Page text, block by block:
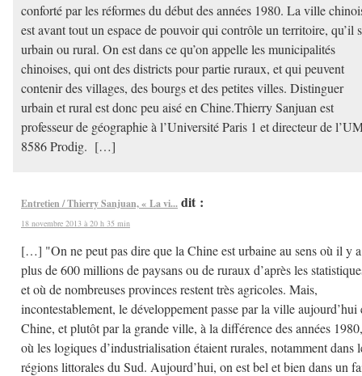
conforté par les réformes du début des années 1980. La ville
est avant tout un espace de pouvoir qui contrôle un territoire, qu’il
urbain ou rural. On est dans ce qu’on appelle les municipalités
chinoises, qui ont des districts pour partie ruraux, et qui peuvent
contenir des villages, des bourgs et des petites villes. Distinguer
urbain et rural est donc peu aisé en Chine.Thierry Sanjuan est
professeur de géographie à l’Université Paris 1 et directeur de
8586 Prodig. […]
Entretien / Thierry Sanjuan, « La vi... dit :
18 novembre 2013 à 20 h 35 min
[…] "On ne peut pas dire que la Chine est urbaine au sens où il y a
plus de 600 millions de paysans ou de ruraux d’après les
et où de nombreuses provinces restent très agricoles. Mais,
incontestablement, le développement passe par la ville aujourd’hui
Chine, et plutôt par la grande ville, à la différence des années 1980,
où les logiques d’industrialisation étaient rurales, notamment dans
régions littorales du Sud. Aujourd’hui, on est bel et bien dans un